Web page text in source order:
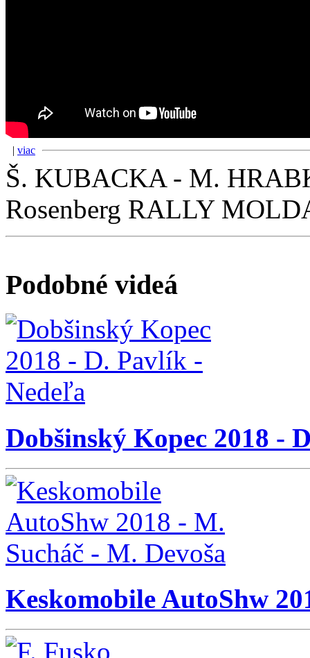
| viac
Š. KUBACKA - M.
Rosenberg RALLY
Podobné videá
Dobšinský Kopec 2018 -
Keskomobile AutoShw